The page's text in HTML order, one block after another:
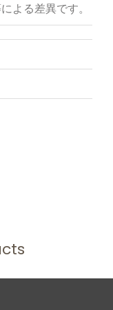
よる差異です。